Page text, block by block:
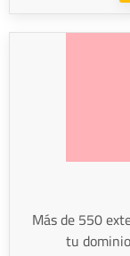
Más de 550
tu